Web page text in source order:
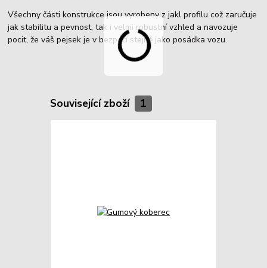
Všechny části konstrukce jsou vyrobeny z jakl profilu což zaručuje
jak stabilitu a pevnost, tak i velmi robustní vzhled a navozuje
pocit, že váš pejsek je v bezpečí stejně jako posádka vozu.
Související zboží 1